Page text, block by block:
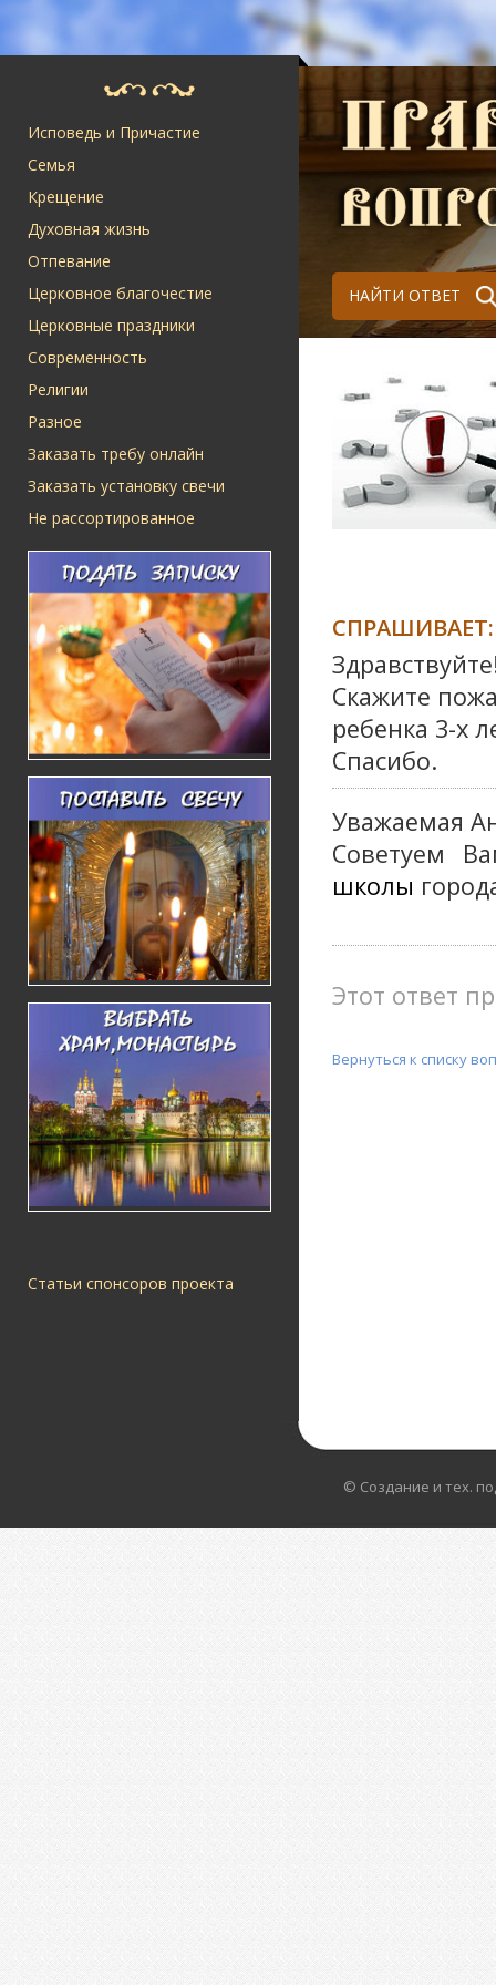
Исповедь и Причастие
Семья
Крещение
Духовная жизнь
Отпевание
Церковное благочестие
Церковные праздники
Современность
Религии
Разное
Заказать требу онлайн
Заказать установку свечи
Не рассортированное
Статьи спонсоров проекта
НАЙТИ ОТВЕТ
СПРАШИВАЕТ:
Скажите
ребенка 3-х
Спасибо.
Уважаемая
Советуем
школы
Этот ответ
Вернуться к списку
© Создание и тех.